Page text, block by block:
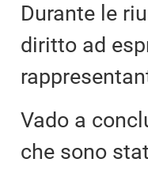
Durante le
diritto ad
Vado a
che sono